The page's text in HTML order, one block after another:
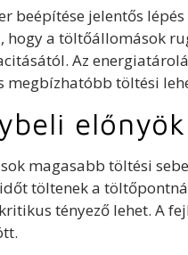
beépítése jelentős
hogy a töltőállomások
Az
megbízhatóbb töltési
előnyök
magasabb töltési
töltenek a
tényező lehet. A